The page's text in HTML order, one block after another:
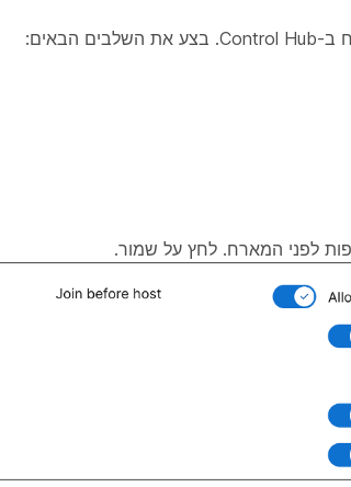
ב-Control Hub. בצע את השלבים הבאים:
לפני המארח. לחץ על שמור.